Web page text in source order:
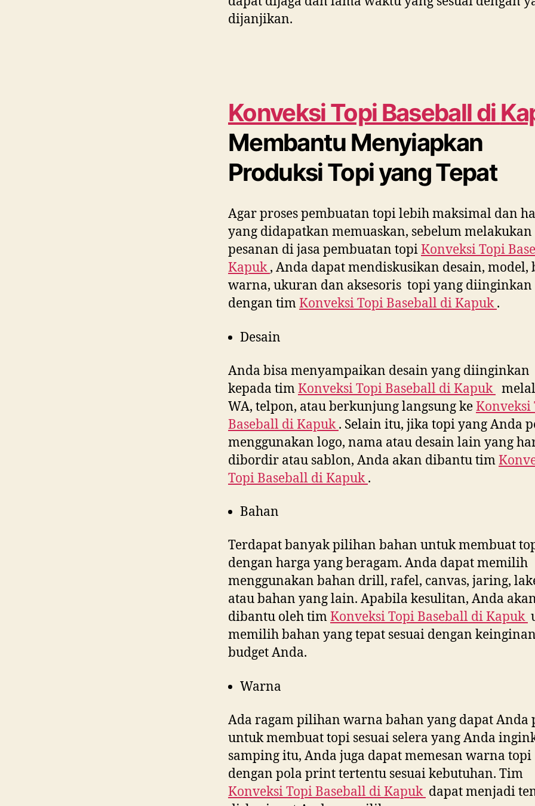
dijanjikan.
Konveksi Topi Baseball di
Membantu Menyiapkan
Produksi Topi yang Tepat
Agar proses pembuatan topi lebih maksimal dan
yang didapatkan memuaskan, sebelum melakukan
pesanan di jasa pembuatan topiKonveksi Topi
Kapuk, Anda dapat mendiskusikan desain, model,
warna, ukuran dan aksesoris topi yang diinginkan
dengan timKonveksi Topi Baseball diKapuk.
Desain
Anda bisa menyampaikan desain yang diinginkan
kepada timKonveksi Topi Baseball diKapuk
WA, telpon, atau berkunjung langsung keKonveksi
Baseball diKapuk. Selain itu, jika topi yang Anda
menggunakan logo, nama atau desain lain yang
dibordir atau sablon, Anda akan dibantu tim
Topi Baseball diKapuk.
Bahan
Terdapat banyak pilihan bahan untuk membuat
dengan harga yang beragam. Anda dapat memilih
menggunakan bahan drill, rafel, canvas, jaring,
atau bahan yang lain. Apabila kesulitan, Anda
dibantu oleh timKonveksi Topi Baseball diKapuk
memilih bahan yang tepat sesuai dengan
budget Anda.
Warna
Ada ragam pilihan warna bahan yang dapat Anda
untuk membuat topi sesuai selera yang Anda
samping itu, Anda juga dapat memesan warna topi
dengan pola print tertentu sesuai kebutuhan. Tim
Konveksi Topi Baseball diKapuk dapat menjadi